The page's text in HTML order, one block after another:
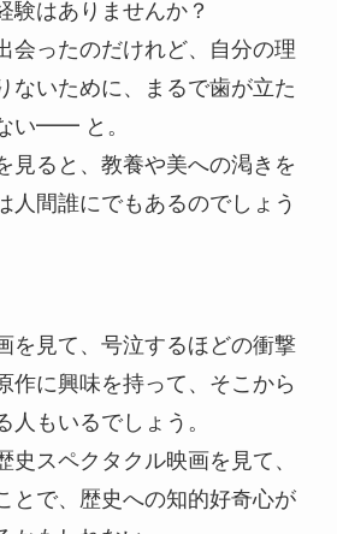
験はありませんか？
会ったのだけれど、自分の理
ないために、まるで歯が立た
い━━ と。
見ると、教養や美への渇きを
人間誰にでもあるのでしょう
を見て、号泣するほどの衝撃
作に興味を持って、そこから
もいるでしょう。
スペクタクル映画を見て、
とで、歴史への知的好奇心が